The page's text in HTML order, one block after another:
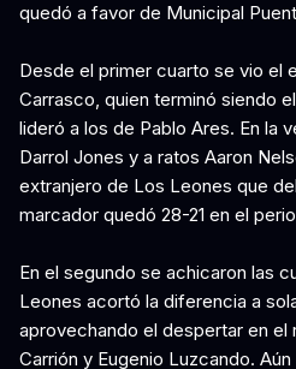
quedó a favor de Municipal
Desde el primer cuarto se vio el
Carrasco, quien terminó siendo
lideró a los de Pablo Ares. En la
Darrol Jones y a ratos Aaron
extranjero de Los Leones que
marcador quedó 28-21 en el
En el segundo se achicaron las
Leones acortó la diferencia a
aprovechando el despertar en el
Carrión y Eugenio Luzcando.